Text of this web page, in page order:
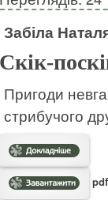
Забіла
Скік-
Пригоди
стрибучого